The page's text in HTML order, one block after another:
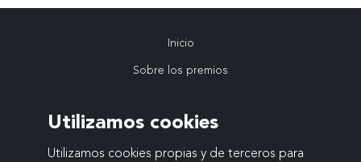
Utilizamos cookies
Utilizamos cookies propias y de terceros para
Navegación
principal
Inicio
Sobre los premios
Ediciones anteriores
Actualidad